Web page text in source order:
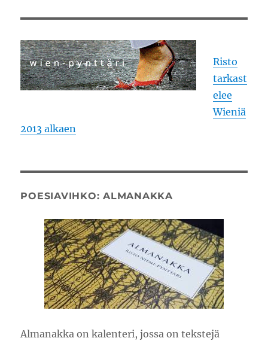
Risto
tarkast
elee
Wieniä
2013 alkaen
POESIAVIHKO: ALMANAKKA
Almanakka on kalenteri, jossa on tekstejä